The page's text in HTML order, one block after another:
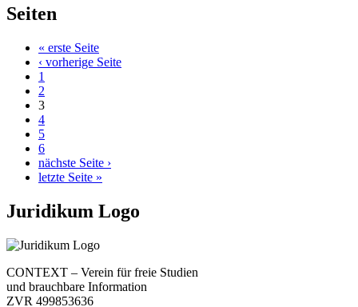
Seiten
« erste Seite
‹ vorherige Seite
1
2
3
4
5
6
nächste Seite ›
letzte Seite »
Juridikum Logo
CONTEXT – Verein für freie Studien
und brauchbare Information
ZVR 499853636